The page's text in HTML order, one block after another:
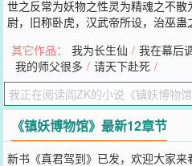
世之反常为妖物之性灵为精魂之不
尉，旧称卧虎，汉武帝所设，治巫
的妖精鬼怪一一浮现，阴影处仍旧有
博物馆，一面汉武帝时期的刻虎腰
校尉，带他前往古往今来诸多妖异
神，姑妄言之，姑妄听之。姑且斩
魉。生死当定，天道存心。当最后
椅眯眼晒太阳的时候，背后的博物
您要是觉得《镇妖博物馆
》还不错
其它作品： 我为长生仙 / 我在幕后
我的师父很多 / 请天下赴死 /
《镇妖博物馆》最新12章节
新书《真君驾到》已发，欢迎大家来